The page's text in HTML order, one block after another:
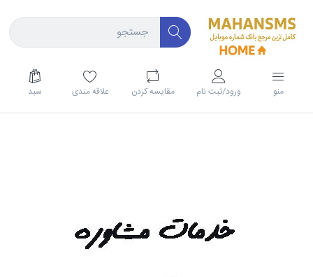
منو ورود/ثبت نام مقايسه كردن علاقه مندی سبد